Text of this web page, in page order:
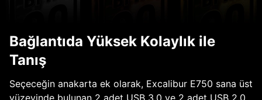
Bağlantıda Yüksek Kolaylık ile
Tanış
Seçeceğin anakarta ek olarak, Excalibur E750 sana üst